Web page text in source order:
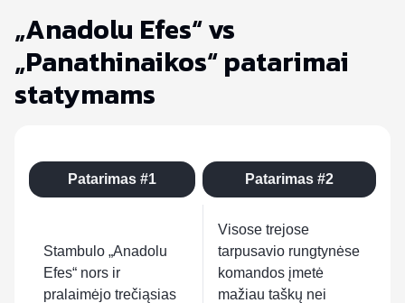
„Anadolu Efes“ vs
„Panathinaikos“ patarimai
statymams
Patarimas #1 Patarimas #2
Stambulo „Anadolu
Efes“ nors ir
pralaimėjo trečiąsias
Visose trejose
tarpusavio rungtynėse
komandos įmetė
mažiau taškų nei